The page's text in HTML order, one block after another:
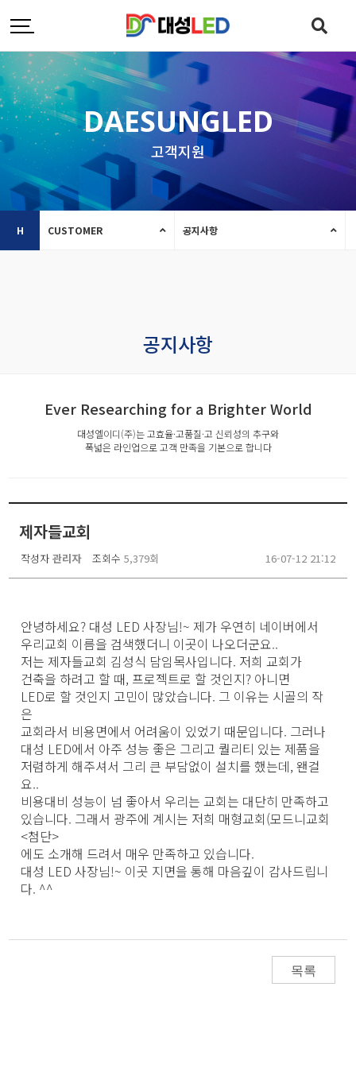
DAESUNGLED
고객지원
H CUSTOMER 공지사항
공지사항
Ever Researching for a Brighter World
대성엘이디(주)는 고효율·고품질·고 신뢰성의 추구와
폭넓은 라인업으로 고객 만족을 기본으로 합니다
제자들교회
작성자 관리자 조회수 5,379회 16-07-12 21:12
안녕하세요? 대성 LED 사장님!~ 제가 우연히 네이버에서
우리교회 이름을 검색했더니 이곳이 나오더군요..
저는 제자들교회 김성식 담임목사입니다. 저희 교회가
건축을 하려고 할 때, 프로젝트로 할 것인지? 아니면
LED로 할 것인지 고민이 많았습니다. 그 이유는 시골의 작
은
교회라서 비용면에서 어려움이 있었기 때문입니다. 그러나
대성 LED에서 아주 성능 좋은 그리고 퀄리티 있는 제품을
저렴하게 해주셔서 그리 큰 부담없이 설치를 했는데, 왠걸
요..
비용대비 성능이 넘 좋아서 우리는 교회는 대단히 만족하고
있습니다. 그래서 광주에 계시는 저희 매형교회(모드니교회
<첨단>
에도 소개해 드려서 매우 만족하고 있습니다.
대성 LED 사장님!~ 이곳 지면을 통해 마음깊이 감사드립니
다. ^^
목록